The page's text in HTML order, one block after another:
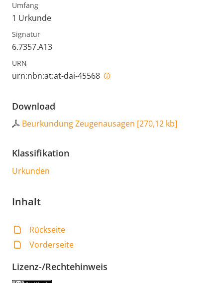
Umfang
1 Urkunde
Signatur
6.7357.A13
URN
urn:nbn:at:at-dai-45568
Download
Beurkundung Zeugenausagen [270,12 kb]
Klassifikation
Urkunden
Inhalt
Rückseite
Vorderseite
Lizenz-/Rechtehinweis